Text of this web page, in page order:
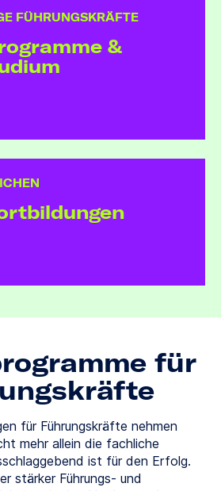
FÜHRUNGSKRÄFTE
&
für
für Führungskräfte nehmen
mehr allein die fachliche
ist für den Erfolg.
stärker Führungs- und